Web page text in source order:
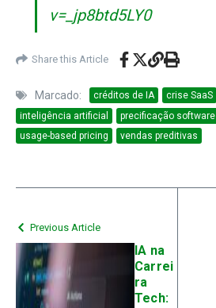
v=_jp8btd5LY0
Share this Article
Marcado: créditos de IA crise SaaS
inteligência artificial
precificação software
usage-based pricing
vendas preditivas
Previous Article
IA na
Carrei
ra
Tech: